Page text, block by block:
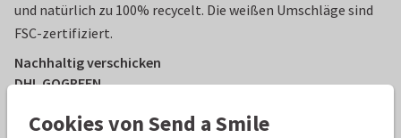
und natürlich zu 100% recycelt. Die weißen Umschläge sind
FSC-zertifiziert.
Nachhaltig verschicken
DHL GOGREEN
Send a Smile investiert in den GOGREEN Service von DHL.
Cookies von Send a Smile